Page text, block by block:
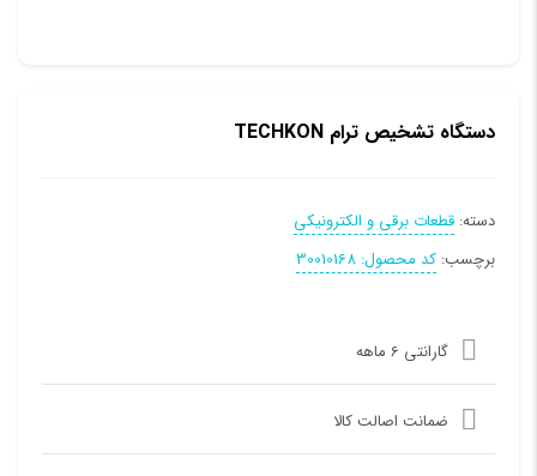
دستگاه تشخیص ترام TECHKON
دسته: قطعات برقی و الکترونیکی
برچسب: کد محصول: 30010168
گارانتی 6 ماهه
ضمانت اصالت کالا